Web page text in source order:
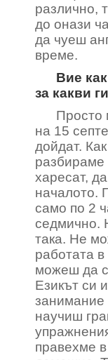
различно,
до онази
да чуеш
време.
Вие
за какви
Просто
на 15
дойдат.
харесат,
началото.
само по 2
седмично.
така. Не
работата
можеш да
Езикът си
научиш
правехме